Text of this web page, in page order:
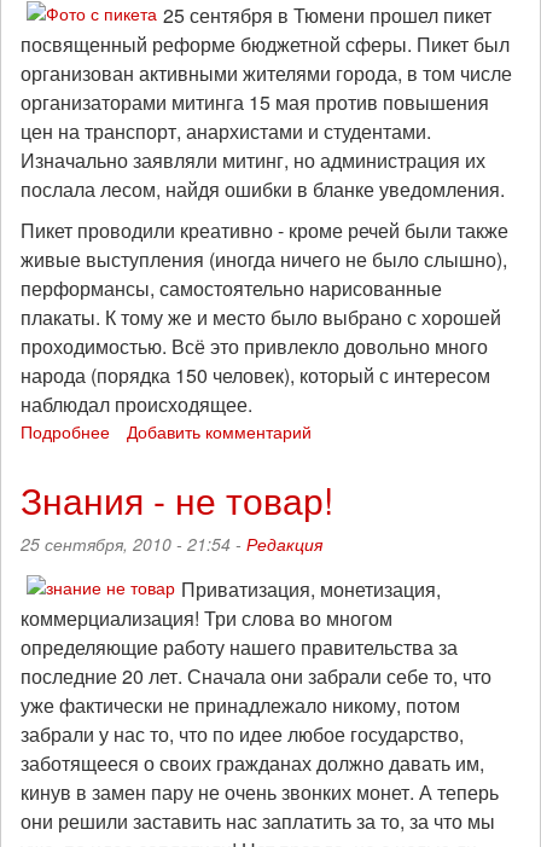
25 сентября в Тюмени прошел пикет
посвященный реформе бюджетной сферы. Пикет был
организован активными жителями города, в том числе
организаторами митинга 15 мая против повышения
цен на транспорт, анархистами и студентами.
Изначально заявляли митинг, но администрация их
послала лесом, найдя ошибки в бланке уведомления.
Пикет проводили креативно - кроме речей были также
живые выступления (иногда ничего не было слышно),
перформансы, самостоятельно нарисованные
плакаты. К тому же и место было выбрано с хорошей
проходимостью. Всё это привлекло довольно много
народа (порядка 150 человек), который с интересом
наблюдал происходящее.
Подробнее
реформы
сферы
в
Тюмени
Добавить комментарий
Знания - не товар!
25 сентября, 2010 - 21:54 - Редакция
Приватизация, монетизация,
коммерциализация! Три слова во многом
определяющие работу нашего правительства за
последние 20 лет. Сначала они забрали себе то, что
уже фактически не принадлежало никому, потом
забрали у нас то, что по идее любое государство,
заботящееся о своих гражданах должно давать им,
кинув в замен пару не очень звонких монет. А теперь
они решили заставить нас заплатить за то, за что мы